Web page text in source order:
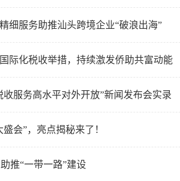
细服务助推汕头跨境企业“破浪出海”
际化税收举措，持续激发侨助共富动能
收服务高水平对外开放”新闻发布会实录
会”，亮点揭秘来了！
推“一带一路”建设